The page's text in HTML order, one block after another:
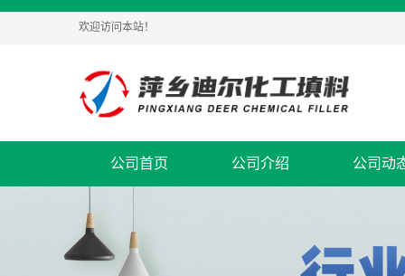
欢迎访问本站！
公司首页 公司介绍 公司动